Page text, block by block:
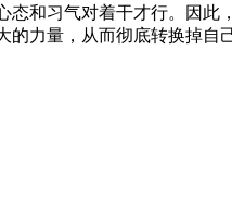
和习气对着干才行。因此
力量，从而彻底转换掉自